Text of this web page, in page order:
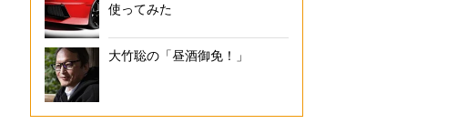
使ってみた
大竹聡の「昼酒御免！」